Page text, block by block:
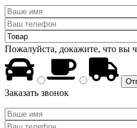
Пожалуйста, докажите, что вы
Заказать звонок